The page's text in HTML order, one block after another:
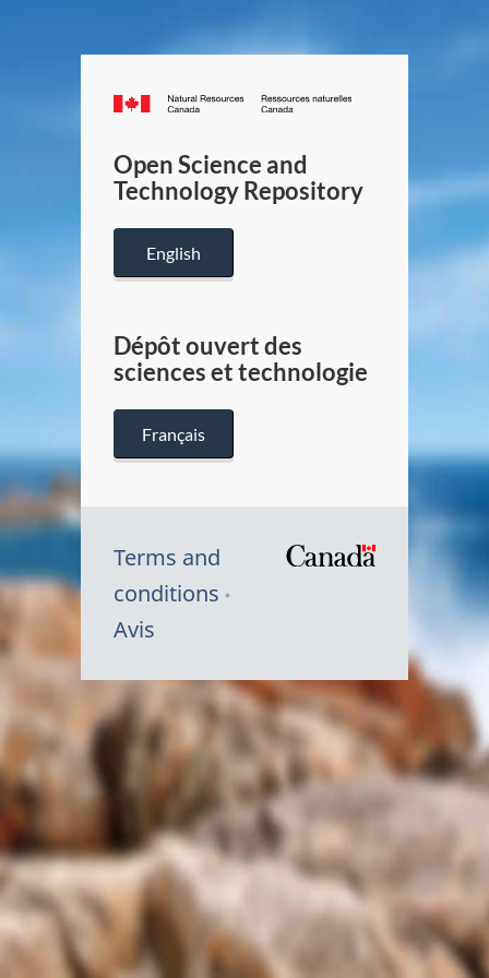
Canada.ca
/
Canada
Open Science and
Technology Repository
English
Dépôt ouvert des
sciences et technologie
Français
Terms and
conditions
Avis
Symbole
du
Canada